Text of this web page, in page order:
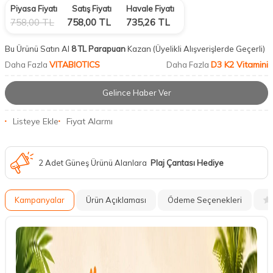
Piyasa Fiyatı
758,00TL
Satış Fiyatı
758,00 TL
Havale Fiyatı
735,26 TL
Bu Ürünü Satın Al 8 TL ParapuanKazan (Üyelikli Alışverişlerde Geçerli)
Daha Fazla VITABIOTICS Daha Fazla D3 K2 Vitamini
Gelince Haber Ver
Listeye Ekle Fiyat Alarmı
2 Adet Güneş Ürünü Alanlara Plaj Çantası Hediye
Kampanyalar Ürün Açıklaması Ödeme Seçenekleri